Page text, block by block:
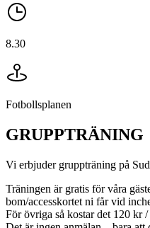
8.30
Fotbollsplanen
GRUPPTRÄNING
Vi erbjuder gruppträning på
Träningen är gratis för våra
bom/accesskortet ni får vid
För övriga så kostar det 120 kr